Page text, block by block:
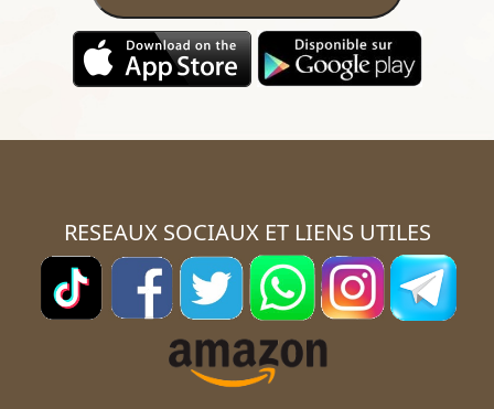
RESEAUX SOCIAUX ET LIENS UTILES